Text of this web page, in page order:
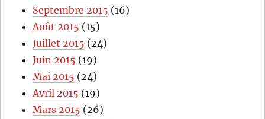
Septembre 2015 (16)
Août 2015 (15)
Juillet 2015 (24)
Juin 2015 (19)
Mai 2015 (24)
Avril 2015 (19)
Mars 2015 (26)